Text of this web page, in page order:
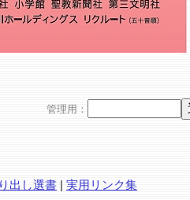
管理用：
出し選書 | 実用リンク集